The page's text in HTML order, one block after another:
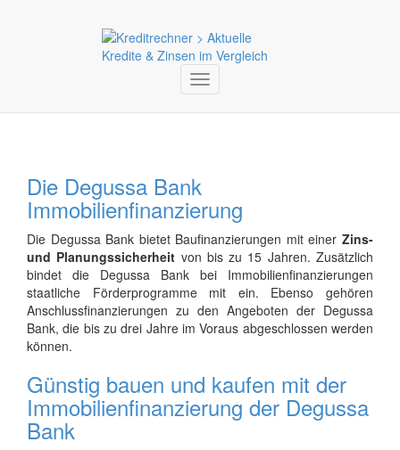
Toggle
navigation
Die Degussa Bank
Immobilienfinanzierung
Die Degussa Bank bietet Baufinanzierungen mit einer Zins-
und Planungssicherheit von bis zu 15 Jahren. Zusätzlich
bindet die Degussa Bank bei Immobilienfinanzierungen
staatliche Förderprogramme mit ein. Ebenso gehören
Anschlussfinanzierungen zu den Angeboten der Degussa
Bank, die bis zu drei Jahre im Voraus abgeschlossen werden
können.
Günstig bauen und kaufen mit der
Immobilienfinanzierung der Degussa
Bank